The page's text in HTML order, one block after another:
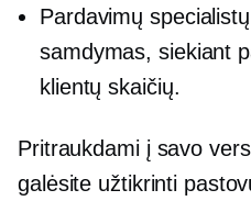
Pardavimų
samdymas, siekiant
klientų skaičių.
Pritraukdami į savo
galėsite užtikrinti